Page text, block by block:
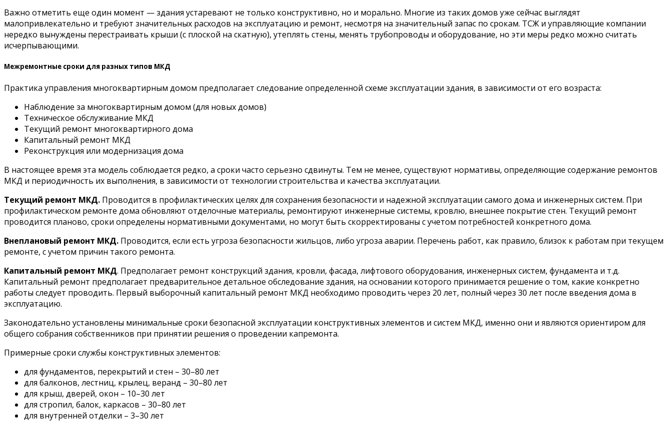
Важно отметить еще один момент — здания устаревают не только конструктивно, но и морально. Многие из таких домов уже сейчас выглядят
малопривлекательно и требуют значительных расходов на эксплуатацию и ремонт, несмотря на значительный запас по срокам. ТСЖ и управляющие компании
нередко вынуждены перестраивать крыши (с плоской на скатную), утеплять стены, менять трубопроводы и оборудование, но эти меры редко можно считать
исчерпывающими.
Межремонтные сроки для разных типов МКД
Практика управления многоквартирным домом предполагает следование определенной схеме эксплуатации здания, в зависимости от его возраста:
Наблюдение за многоквартирным домом (для новых домов)
Техническое обслуживание МКД
Текущий ремонт многоквартирного дома
Капитальный ремонт МКД
Реконструкция или модернизация дома
В настоящее время эта модель соблюдается редко, а сроки часто серьезно сдвинуты. Тем не менее, существуют нормативы, определяющие содержание ремонтов
МКД и периодичность их выполнения, в зависимости от технологии строительства и качества эксплуатации.
Текущий ремонт МКД. Проводится в профилактических целях для сохранения безопасности и надежной эксплуатации самого дома и инженерных систем. При
профилактическом ремонте дома обновляют отделочные материалы, ремонтируют инженерные системы, кровлю, внешнее покрытие стен. Текущий ремонт
проводится планово, сроки определены нормативными документами, но могут быть скорректированы с учетом потребностей конкретного дома.
Внеплановый ремонт МКД. Проводится, если есть угроза безопасности жильцов, либо угроза аварии. Перечень работ, как правило, близок к работам при текущем
ремонте, с учетом причин такого ремонта.
Капитальный ремонт МКД. Предполагает ремонт конструкций здания, кровли, фасада, лифтового оборудования, инженерных систем, фундамента и т.д.
Капитальный ремонт предполагает предварительное детальное обследование здания, на основании которого принимается решение о том, какие конкретно
работы следует проводить. Первый выборочный капитальный ремонт МКД необходимо проводить через 20 лет, полный через 30 лет после введения дома в
эксплуатацию.
Законодательно установлены минимальные сроки безопасной эксплуатации конструктивных элементов и систем МКД, именно они и являются ориентиром для
общего собрания собственников при принятии решения о проведении капремонта.
Примерные сроки службы конструктивных элементов:
для фундаментов, перекрытий и стен – 30–80 лет
для балконов, лестниц, крылец, веранд – 30–80 лет
для крыш, дверей, окон – 10–30 лет
для стропил, балок, каркасов – 30–80 лет
для внутренней отделки – 3–30 лет